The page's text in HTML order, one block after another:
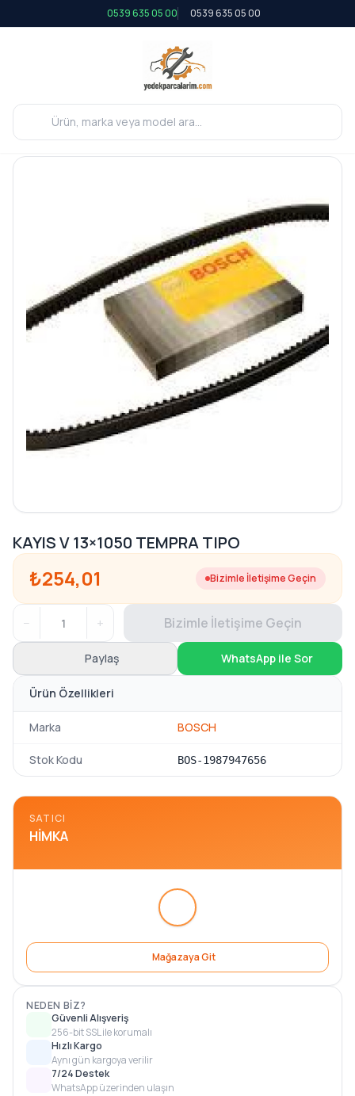
0539 635 05 00 0539 635 05 00
KAYIS V 13×1050 TEMPRA TIPO
₺254,01 Bizimle İletişime Geçin
− + Bizimle İletişime Geçin
Paylaş WhatsApp ile Sor
Ürün Özellikleri
Marka BOSCH
Stok Kodu BOS-1987947656
SATICI
HIMKA
Mağazaya Git
NEDEN BIZ?
Güvenli Alışveriş
256-bit SSL ile korumalı
Hızlı Kargo
Aynı gün kargoya verilir
7/24 Destek
WhatsApp üzerinden ulaşın